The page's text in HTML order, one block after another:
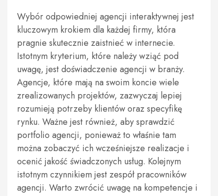
Wybór odpowiedniej agencji interaktywnej jest
kluczowym krokiem dla każdej firmy, która
pragnie skutecznie zaistnieć w internecie.
Istotnym kryterium, które należy wziąć pod
uwagę, jest doświadczenie agencji w branży.
Agencje, które mają na swoim koncie wiele
zrealizowanych projektów, zazwyczaj lepiej
rozumieją potrzeby klientów oraz specyfikę
rynku. Ważne jest również, aby sprawdzić
portfolio agencji, ponieważ to właśnie tam
można zobaczyć ich wcześniejsze realizacje i
ocenić jakość świadczonych usług. Kolejnym
istotnym czynnikiem jest zespół pracowników
agencji. Warto zwrócić uwagę na kompetencje i